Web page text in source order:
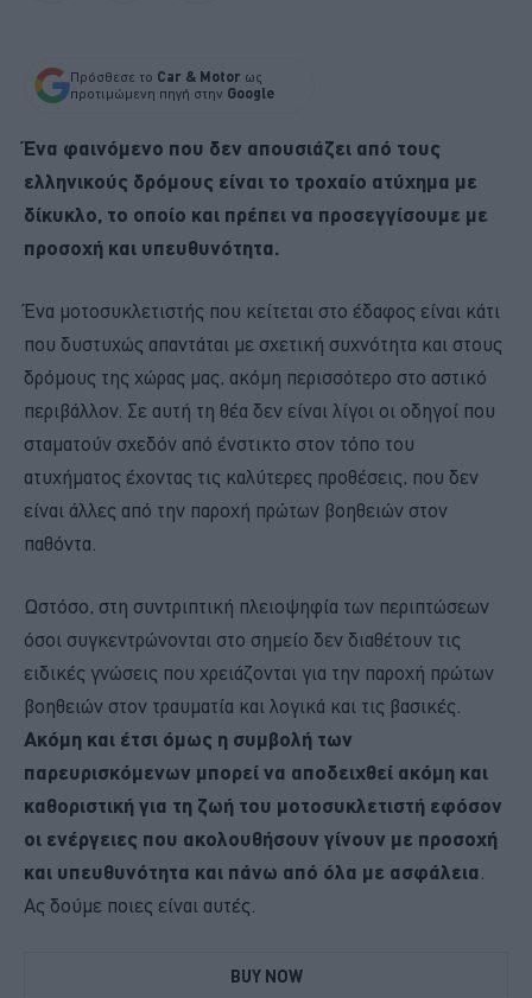
Πρόσθεσε το Car & Motor ως
προτιμώμενη πηγή στην Google
Ένα φαινόμενο που δεν απουσιάζει από τους
ελληνικούς δρόμους είναι το τροχαίο ατύχημα με
δίκυκλο, το οποίο και πρέπει να προσεγγίσουμε με
προσοχή και υπευθυνότητα.
Ένα μοτοσυκλετιστής που κείτεται στο έδαφος είναι κάτι
που δυστυχώς απαντάται με σχετική συχνότητα και στους
δρόμους της χώρας μας, ακόμη περισσότερο στο αστικό
περιβάλλον. Σε αυτή τη θέα δεν είναι λίγοι οι οδηγοί που
σταματούν σχεδόν από ένστικτο στον τόπο του
ατυχήματος έχοντας τις καλύτερες προθέσεις, που δεν
είναι άλλες από την παροχή πρώτων βοηθειών στον
παθόντα.
Ωστόσο, στη συντριπτική πλειοψηφία των περιπτώσεων
όσοι συγκεντρώνονται στο σημείο δεν διαθέτουν τις
ειδικές γνώσεις που χρειάζονται για την παροχή πρώτων
βοηθειών στον τραυματία και λογικά και τις βασικές.
Ακόμη και έτσι όμως η συμβολή των
παρευρισκόμενων μπορεί να αποδειχθεί ακόμη και
καθοριστική για τη ζωή του μοτοσυκλετιστή εφόσον
οι ενέργειες που ακολουθήσουν γίνουν με προσοχή
και υπευθυνότητα και πάνω από όλα με ασφάλεια
Ας δούμε ποιες είναι αυτές.
BUY NOW